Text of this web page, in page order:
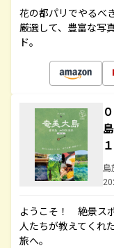
花の都パリでやるべ
厳選して、豊富な写
ド。
島
ようこそ！ 絶景ス
人たちが教えてくれ
旅へ。